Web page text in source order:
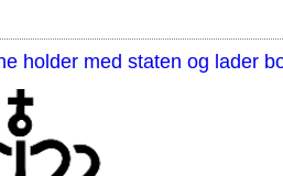
holder med staten og lader